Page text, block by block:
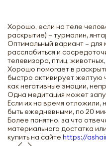
Хорошо, если на теле
раскрытие) – турмалин,
Оптимальный вариант –
расслабиться и
телевизора, птиц,
Хорошо помогает в
быстро активирует желтую
как негативные эмоции,
Одна медитация может
Если их на время отложили,
быть ежедневными, по 20
Более понятно, за что
материального достатка
купить на сайте https://